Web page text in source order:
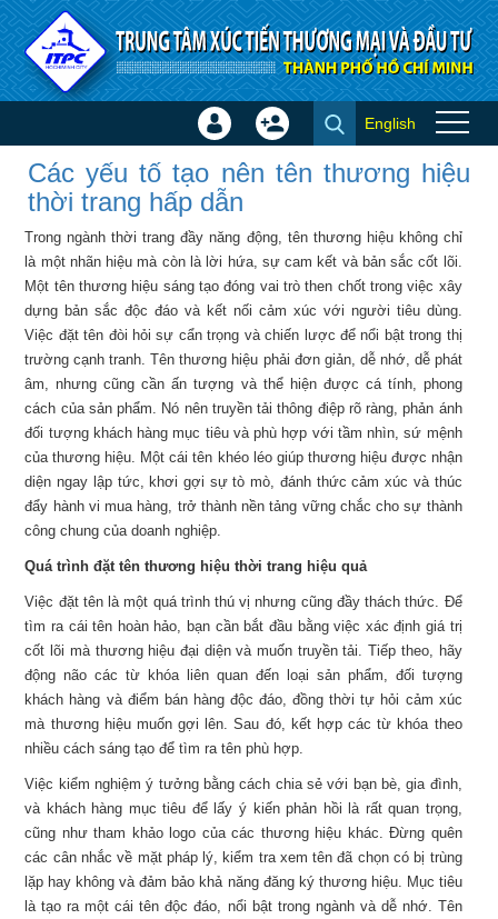
Truy cập nội dung luôn
Các yếu tố tạo nên tên thương
hiệu thời trang hấp dẫn - Tin
ITPC
Đăng
Tạo
khoản
English
×
Các yếu tố tạo nên tên thương hiệu
thời trang hấp dẫn
Trong ngành thời trang đầy năng động, tên thương hiệu không chỉ
là một nhãn hiệu mà còn là lời hứa, sự cam kết và bản sắc cốt lõi.
Một tên thương hiệu sáng tạo đóng vai trò then chốt trong việc xây
dựng bản sắc độc đáo và kết nối cảm xúc với người tiêu dùng.
Việc đặt tên đòi hỏi sự cẩn trọng và chiến lược để nổi bật trong thị
trường cạnh tranh. Tên thương hiệu phải đơn giản, dễ nhớ, dễ phát
âm, nhưng cũng cần ấn tượng và thể hiện được cá tính, phong
cách của sản phẩm. Nó nên truyền tải thông điệp rõ ràng, phản ánh
đối tượng khách hàng mục tiêu và phù hợp với tầm nhìn, sứ mệnh
của thương hiệu. Một cái tên khéo léo giúp thương hiệu được nhận
diện ngay lập tức, khơi gợi sự tò mò, đánh thức cảm xúc và thúc
đẩy hành vi mua hàng, trở thành nền tảng vững chắc cho sự thành
công chung của doanh nghiệp.
Quá trình đặt tên thương hiệu thời trang hiệu quả
Việc đặt tên là một quá trình thú vị nhưng cũng đầy thách thức. Để
tìm ra cái tên hoàn hảo, bạn cần bắt đầu bằng việc xác định giá trị
cốt lõi mà thương hiệu đại diện và muốn truyền tải. Tiếp theo, hãy
động não các từ khóa liên quan đến loại sản phẩm, đối tượng
khách hàng và điểm bán hàng độc đáo, đồng thời tự hỏi cảm xúc
mà thương hiệu muốn gợi lên. Sau đó, kết hợp các từ khóa theo
nhiều cách sáng tạo để tìm ra tên phù hợp.
Việc kiểm nghiệm ý tưởng bằng cách chia sẻ với bạn bè, gia đình,
và khách hàng mục tiêu để lấy ý kiến phản hồi là rất quan trọng,
cũng như tham khảo logo của các thương hiệu khác. Đừng quên
các cân nhắc về mặt pháp lý, kiểm tra xem tên đã chọn có bị trùng
lặp hay không và đảm bảo khả năng đăng ký thương hiệu. Mục tiêu
là tạo ra một cái tên độc đáo, nổi bật trong ngành và dễ nhớ. Tên